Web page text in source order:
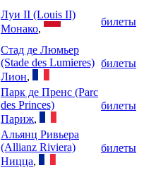
Луи II (Louis II)
Монако,
билеты
Стад де Люмьер
(Stade des Lumieres)
Лион,
билеты
Парк де Пренс (Parc
des Princes)
Париж,
билеты
Альянц Ривьера
(Allianz Riviera)
Ницца,
билеты